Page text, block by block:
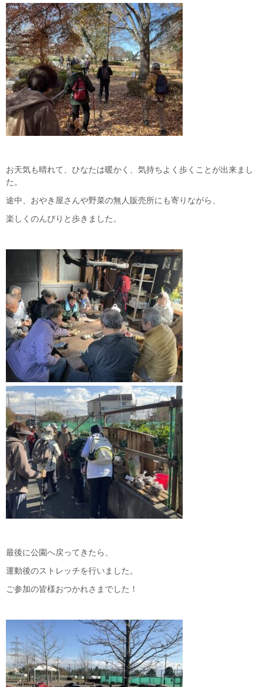
お天気も晴れて、ひなたは暖かく、気持ちよく歩くことが出来まし
た。
途中、おやき屋さんや野菜の無人販売所にも寄りながら、
楽しくのんびりと歩きました。
最後に公園へ戻ってきたら、
運動後のストレッチを行いました。
ご参加の皆様おつかれさまでした！